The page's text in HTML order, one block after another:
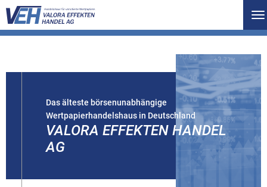
Das älteste börsenunabhängige
Wertpapierhandelshaus in Deutschland
VALORA EFFEKTEN HANDEL
AG